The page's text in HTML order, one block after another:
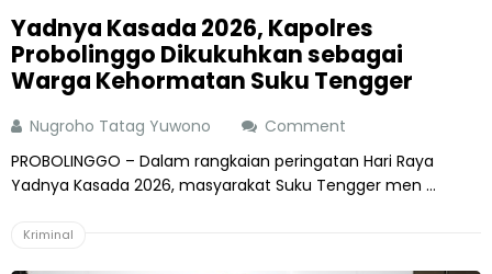
Yadnya Kasada 2026, Kapolres
Probolinggo Dikukuhkan sebagai
Warga Kehormatan Suku Tengger
Nugroho Tatag Yuwono
Comment
PROBOLINGGO – Dalam rangkaian peringatan Hari Raya
Yadnya Kasada 2026, masyarakat Suku Tengger men ...
Kriminal